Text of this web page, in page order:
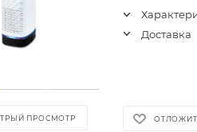
ПРОСМОТР
Доставка